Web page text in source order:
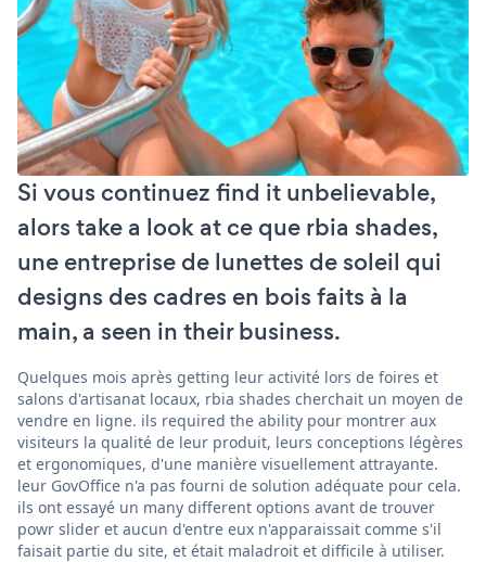
Si vous continuez find it unbelievable,
alors take a look at ce que rbia shades,
une entreprise de lunettes de soleil qui
designs des cadres en bois faits à la
main, a seen in their business.
Quelques mois après getting leur activité lors de foires et
salons d'artisanat locaux, rbia shades cherchait un moyen de
vendre en ligne. ils required the ability pour montrer aux
visiteurs la qualité de leur produit, leurs conceptions légères
et ergonomiques, d'une manière visuellement attrayante.
leur GovOffice n'a pas fourni de solution adéquate pour cela.
ils ont essayé un many different options avant de trouver
powr slider et aucun d'entre eux n'apparaissait comme s'il
faisait partie du site, et était maladroit et difficile à utiliser.